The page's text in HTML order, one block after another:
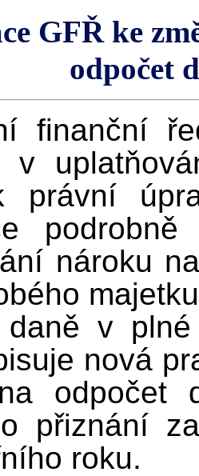
GFŘ ke
odpočet
finanční
v
právní
nároku
daně v
nová
odpočet
přiznání
roku.